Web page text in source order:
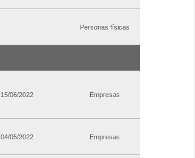
Personas físicas
15/06/2022 Empresas
04/05/2022 Empresas